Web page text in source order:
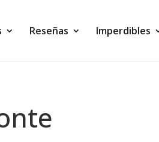
Reseñas Imperdibles